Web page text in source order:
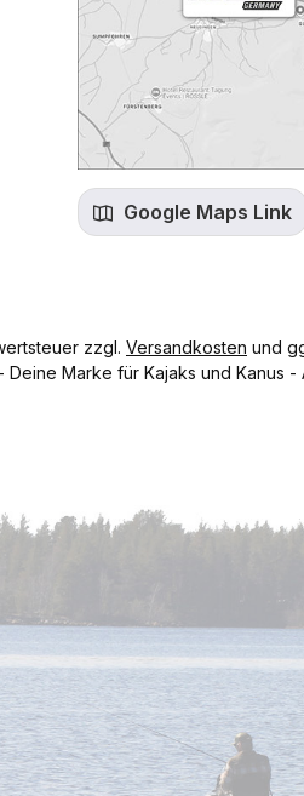
Google Maps Link
zzgl. Versandkosten und
Marke für Kajaks und Kanus